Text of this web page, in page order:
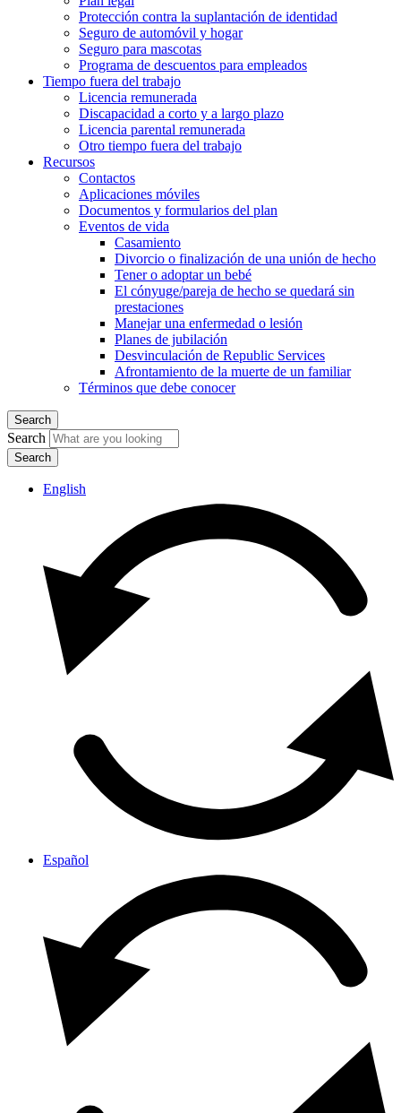
Protección contra la suplantación de identidad
Seguro de automóvil y hogar
Seguro para mascotas
Programa de descuentos para empleados
Tiempo fuera del trabajo
Licencia remunerada
Discapacidad a corto y a largo plazo
Licencia parental remunerada
Otro tiempo fuera del trabajo
Recursos
Contactos
Aplicaciones móviles
Documentos y formularios del plan
Eventos de vida
Casamiento
Divorcio o finalización de una unión de hecho
Tener o adoptar un bebé
El cónyuge/pareja de hecho se quedará sin
prestaciones
Manejar una enfermedad o lesión
Planes de jubilación
Desvinculación de Republic Services
Afrontamiento de la muerte de un familiar
Términos que debe conocer
Search
Search
English
Español